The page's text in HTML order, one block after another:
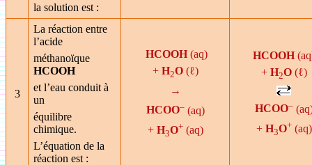
la solution est :
3
La réaction entre
l’acide
méthanoïque
HCOOH
et l’eau conduit à
un
équilibre
chimique.
L’équation de la
réaction est :
HCOOH (aq)
+ H2O(ℓ)
→
HCOO–(aq)
+ H3O+(aq)
HCOOH
+ H2O(ℓ)
HCOO–
+ H3O+(aq)